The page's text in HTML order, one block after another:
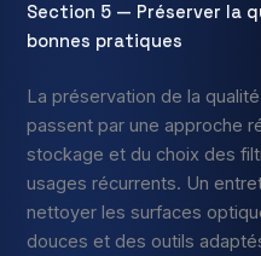
Section 5 — Préserver la
bonnes pratiques
La préservation de la
passent par une approche
stockage et du choix des
usages récurrents. Un
nettoyer les surfaces
douces et des outils